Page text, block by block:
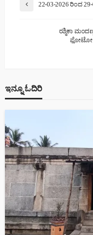
22-03-2026 ರಿಂದ
ರಶ್ಮಿಕಾ
ಫೋಟೋ
ಇನ್ನೂ ಓದಿರಿ